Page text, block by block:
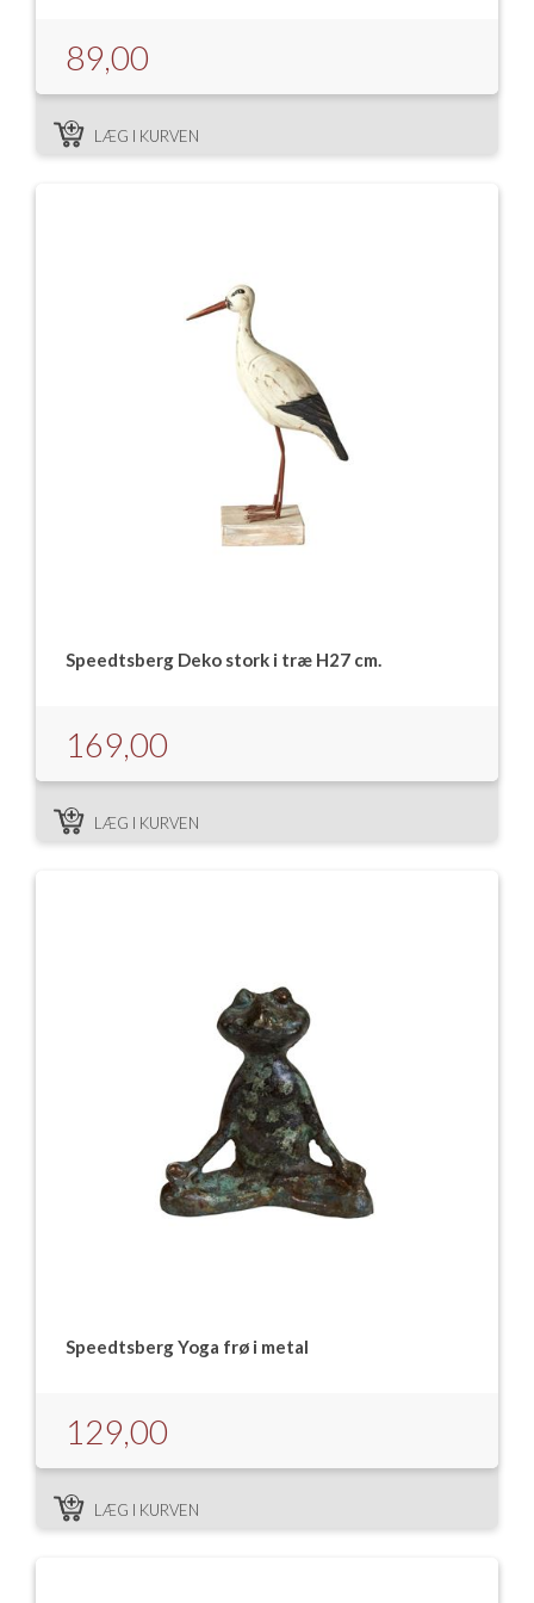
89,00
LÆG I KURVEN
Speedtsberg Deko stork i træ H27 cm.
169,00
LÆG I KURVEN
Speedtsberg Yoga frø i metal
129,00
LÆG I KURVEN